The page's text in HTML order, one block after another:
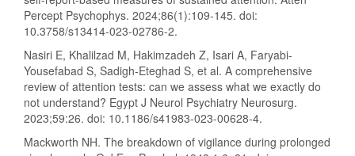
Percept Psychophys. 2024;86(1):109-145. doi:
10.3758/s13414-023-02786-2.
Nasiri E, Khalilzad M, Hakimzadeh Z, Isari A, Faryabi-
Yousefabad S, Sadigh-Eteghad S, et al. A comprehensive
review of attention tests: can we assess what we exactly do
not understand? Egypt J Neurol Psychiatry Neurosurg.
2023;59:26. doi: 10.1186/s41983-023-00628-4.
Mackworth NH. The breakdown of vigilance during prolonged